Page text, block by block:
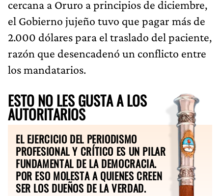
cercana a Oruro a principios de diciembre,
el Gobierno jujeño tuvo que pagar más de
2.000 dólares para el traslado del paciente,
razón que desencadenó un conflicto entre
los mandatarios.
ESTO NO LES GUSTA A LOS
AUTORITARIOS
EL EJERCICIO DEL PERIODISMO
PROFESIONAL Y CRÍTICO ES UN PILAR
FUNDAMENTAL DE LA DEMOCRACIA.
POR ESO MOLESTA A QUIENES CREEN
SER LOS DUEÑOS DE LA VERDAD.